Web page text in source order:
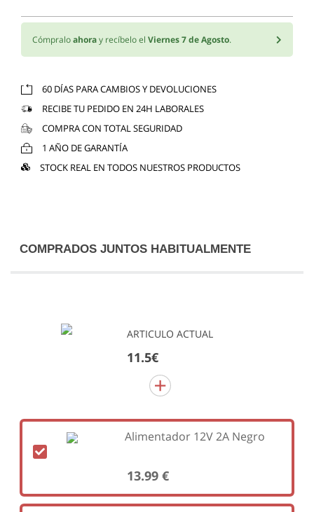
Cómpraloahoray recíbelo el Viernes 7 de Agosto.
60 DÍAS PARA CAMBIOS Y DEVOLUCIONES
RECIBE TU PEDIDO EN 24H LABORALES
COMPRA CON TOTAL SEGURIDAD
1 AÑO DE GARANTÍA
STOCK REAL EN TODOS NUESTROS PRODUCTOS
COMPRADOS JUNTOS HABITUALMENTE
ARTICULO ACTUAL
11.5€
Alimentador 12V 2A Negro
13.99 €